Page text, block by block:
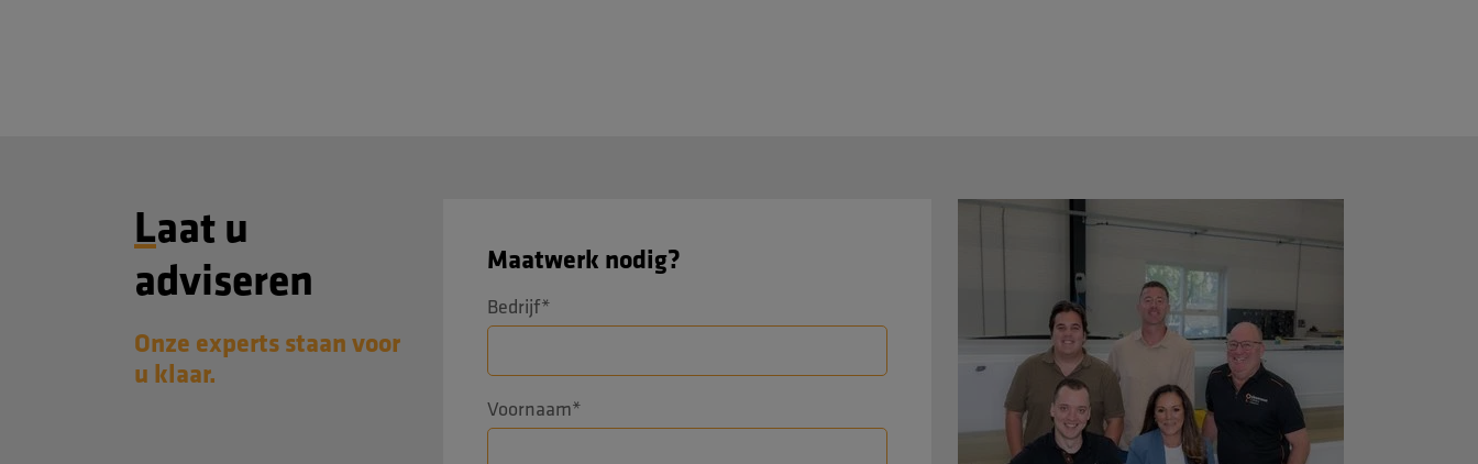
Laat u
adviseren
Onze experts staan voor
u klaar.
Maatwerk nodig?
Bedrijf*
Voornaam*